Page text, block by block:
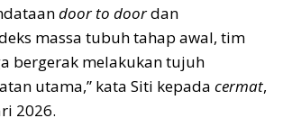
door to doordan
massa tubuh tahap awal, tim
bergerak melakukan tujuh
utama,” kata Siti kepada cermat,
2026.